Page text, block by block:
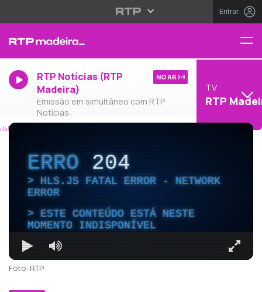
Entrar
RTP Notícias (RTP
Madeira)
Emissão em simultâneo com RTP
Notícias
NO AR
TV
RTP
ERRO204
HLS.JS FATAL ERROR - NETWORK
ERROR
ESTE CONTEÚDO ESTÁ NESTE
MOMENTO INDISPONÍVEL
Foto: RTP